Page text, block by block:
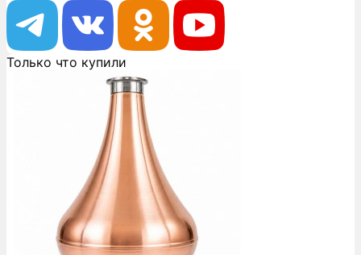
Только что купили